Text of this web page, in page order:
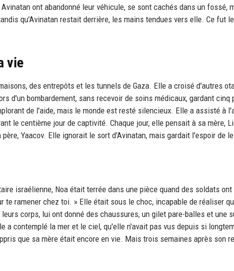
ont abandonné leur véhicule, se sont cachés dans un fossé,
qu'Avinatan restait derrière, les mains tendues vers elle. Ce fut
vie
des entrepôts et les tunnels de Gaza. Elle a croisé d'autres
d'un bombardement, sans recevoir de soins médicaux, gardant cinq
de l'aide, mais le monde est resté silencieux. Elle a assisté à
le centième jour de captivité. Chaque jour, elle pensait à sa mère,
Yaacov. Elle ignorait le sort d'Avinatan, mais gardait l'espoir de
israélienne, Noa était terrée dans une pièce quand des soldats
te ramener chez toi. » Elle était sous le choc, incapable de réaliser
corps, lui ont donné des chaussures, un gilet pare-balles et une
a contemplé la mer et le ciel, qu'elle n'avait pas vus depuis si
que sa mère était encore en vie. Mais trois semaines après son